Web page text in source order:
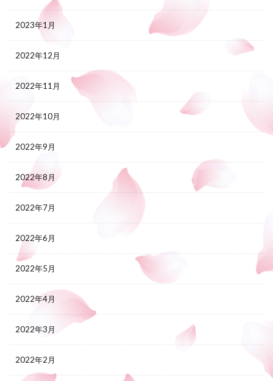
2023年1月
2022年12月
2022年11月
2022年10月
2022年9月
2022年8月
2022年7月
2022年6月
2022年5月
2022年4月
2022年3月
2022年2月